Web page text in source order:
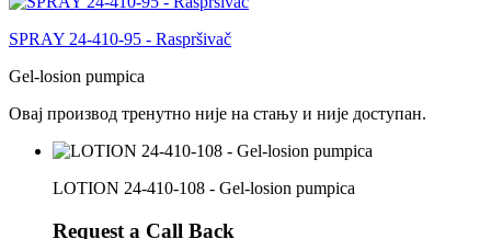
SPRAY 24-410-95 - Raspršivač
Gel-losion pumpica
Овај производ тренутно није на стању и није доступан.
LOTION 24-410-108 - Gel-losion pumpica
Request a Call Back